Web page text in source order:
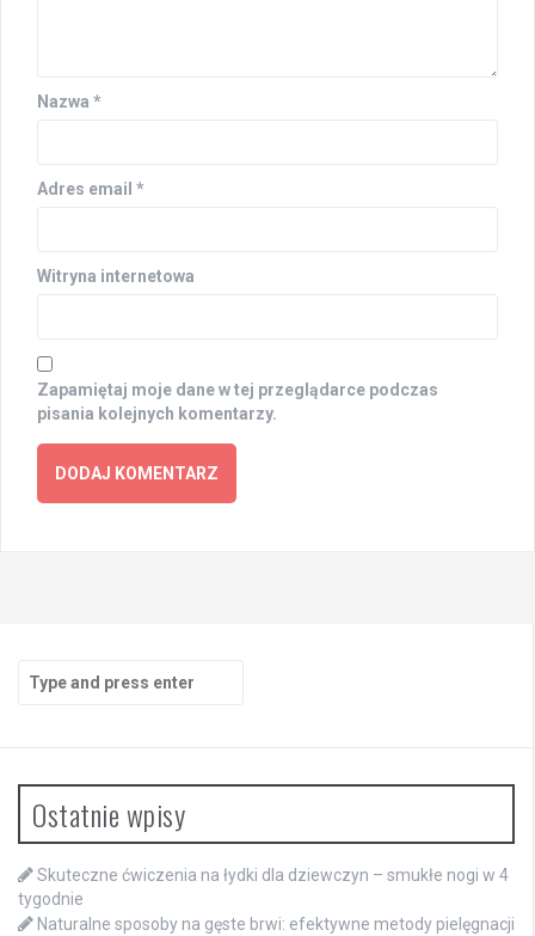
Nazwa *
Adres email *
Witryna internetowa
Zapamiętaj moje dane w tej przeglądarce podczas
pisania kolejnych komentarzy.
Search
for:
Ostatnie wpisy
Skuteczne ćwiczenia na łydki dla dziewczyn – smukłe nogi w 4
tygodnie
Naturalne sposoby na gęste brwi: efektywne metody pielęgnacji